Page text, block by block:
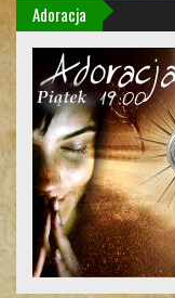
Adoracja